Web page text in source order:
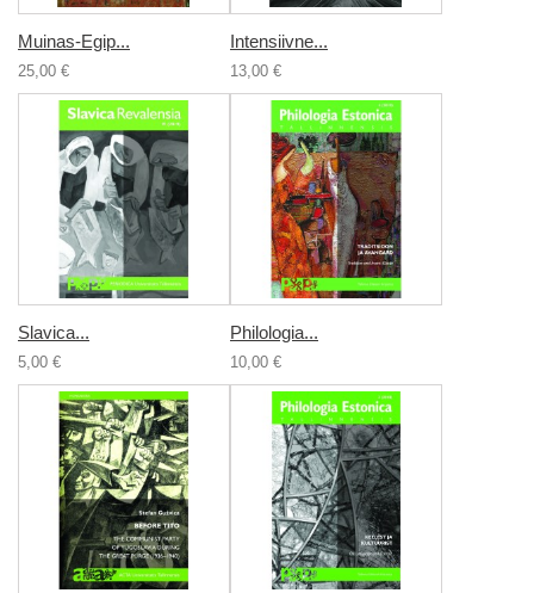
Muinas-Egip...
25,00 €
Intensiivne...
13,00 €
Slavica...
5,00 €
Philologia...
10,00 €